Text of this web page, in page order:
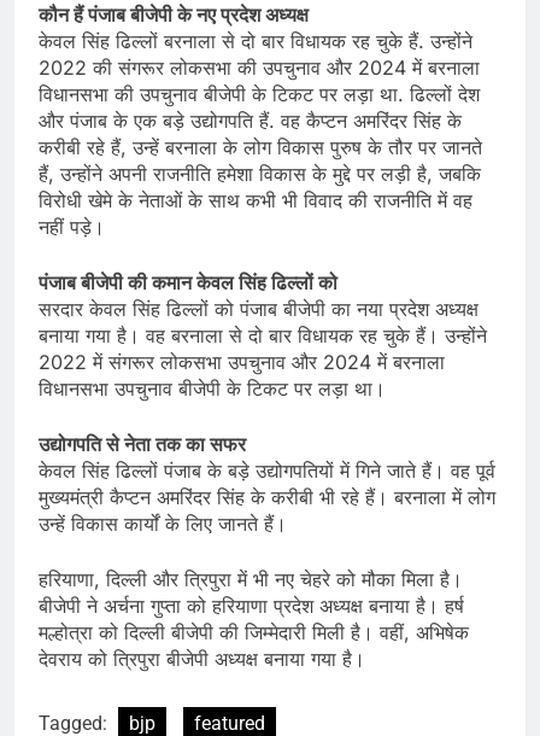
कौन हैं पंजाब बीजेपी के नए प्रदेश अध्यक्ष
केवल सिंह ढिल्लों बरनाला से दो बार विधायक रह चुके हैं. उन्होंने
2022 की संगरूर लोकसभा की उपचुनाव और 2024 में बरनाला
विधानसभा की उपचुनाव बीजेपी के टिकट पर लड़ा था. ढिल्लों देश
और पंजाब के एक बड़े उद्योगपति हैं. वह कैप्टन अमरिंदर सिंह के
करीबी रहे हैं, उन्हें बरनाला के लोग विकास पुरुष के तौर पर जानते
हैं, उन्होंने अपनी राजनीति हमेशा विकास के मुद्दे पर लड़ी है, जबकि
विरोधी खेमे के नेताओं के साथ कभी भी विवाद की राजनीति में वह
नहीं पड़े।
पंजाब बीजेपी की कमान केवल सिंह ढिल्लों को
सरदार केवल सिंह ढिल्लों को पंजाब बीजेपी का नया प्रदेश अध्यक्ष
बनाया गया है। वह बरनाला से दो बार विधायक रह चुके हैं। उन्होंने
2022 में संगरूर लोकसभा उपचुनाव और 2024 में बरनाला
विधानसभा उपचुनाव बीजेपी के टिकट पर लड़ा था।
उद्योगपति से नेता तक का सफर
केवल सिंह ढिल्लों पंजाब के बड़े उद्योगपतियों में गिने जाते हैं। वह पूर्व
मुख्यमंत्री कैप्टन अमरिंदर सिंह के करीबी भी रहे हैं। बरनाला में लोग
उन्हें विकास कार्यों के लिए जानते हैं।
हरियाणा, दिल्ली और त्रिपुरा में भी नए चेहरे को मौका मिला है।
बीजेपी ने अर्चना गुप्ता को हरियाणा प्रदेश अध्यक्ष बनाया है। हर्ष
मल्होत्रा को दिल्ली बीजेपी की जिम्मेदारी मिली है। वहीं, अभिषेक
देवराय को त्रिपुरा बीजेपी अध्यक्ष बनाया गया है।
Tagged: bjp featured